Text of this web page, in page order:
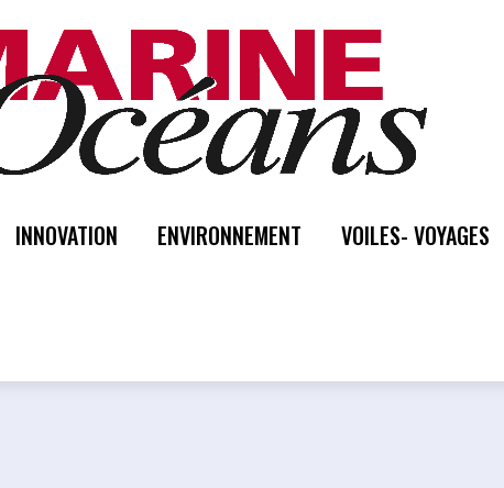
INNOVATION ENVIRONNEMENT VOILES- VOYAGES